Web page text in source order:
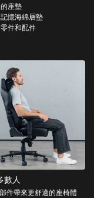
座墊
憶海綿層墊
件和配件
數人
件帶來更舒適的座椅體